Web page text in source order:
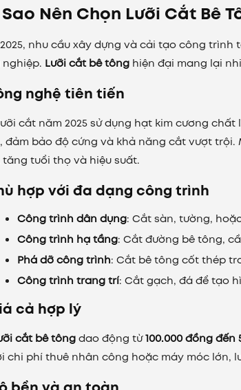
Nên Chọn Lưỡi Cắt Bê
nhu cầu xây dựng và cải tạo công
Lưỡi cắt bê tông hiện đại mang lại
nghệ tiên tiến
cắt năm 2025 sử dụng hạt kim cương
đảm bảo độ cứng và khả năng cắt vượt
tăng tuổi thọ và hiệu suất.
hợp với đa dạng công trình
Công trình dân dụng: Cắt sàn, tường,
Công trình hạ tầng: Cắt đường bê tông,
Phá dỡ công trình: Cắt bê tông cốt thép
Công trình trang trí: Cắt gạch, đá để tạo
cả hợp lý
cắt bê tôngdao động từ100.000 đồng đến
chi phí thuê nhân công hoặc máy móc lớn,